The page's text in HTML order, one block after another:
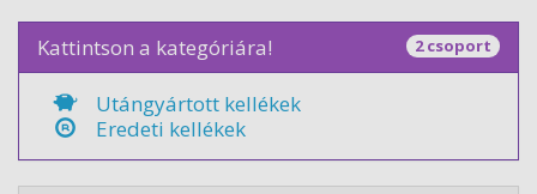
Kattintson a kategóriára! 2 csoport
Utángyártott kellékek
Eredeti kellékek